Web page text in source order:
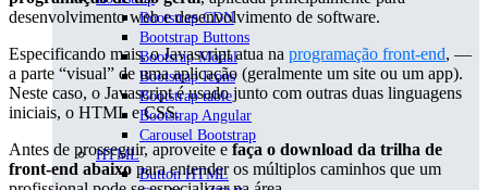
Bootstrap CDN
Bootstrap Buttons
Bootsrap Modal
Bootstrap Icons
Bootstrap table
Bootstrap Angular
Carousel Bootstrap
HTML
Button HTML
desenvolvimento web e desenvolvimento de software.
Especificando mais, o Javascript atua na programação front-end, —
a parte “visual” de uma aplicação (geralmente um site ou um app).
Neste caso, o Javascript é usado junto com outras duas linguagens
iniciais, o HTML e CSS.
Antes de prosseguir, aproveite e faça o download da trilha de
front-end abaixo para entender os múltiplos caminhos que um